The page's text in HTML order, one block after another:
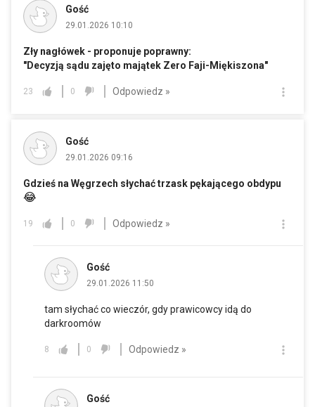
Gość
29.01.2026 10:10
Zły nagłówek - proponuje poprawny:
"Decyzją sądu zajęto majątek Zero Faji-Miękiszona"
23 0 Odpowiedz »
Gość
29.01.2026 09:16
Gdzieś na Węgrzech słychać trzask pękającego obdypu
😂
19 0 Odpowiedz »
Gość
29.01.2026 11:50
tam słychać co wieczór, gdy prawicowcy idą do
darkroomów
8 0 Odpowiedz »
Gość